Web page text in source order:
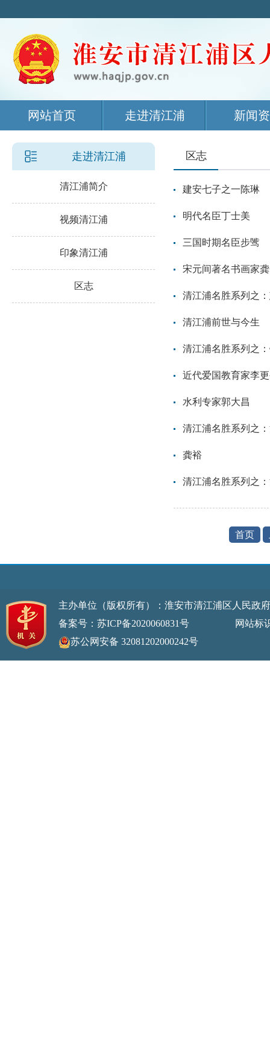
网站首页 走进清江浦 新闻
走进清江浦
清江浦简介
视频清江浦
印象清江浦
区志
区志
建安七子之一陈琳
明代名臣丁士美
三国时期名臣步骘
宋元间著名书画家
清江浦名胜系列之
清江浦前世与今生
清江浦名胜系列之
近代爱国教育家李
水利专家郭大昌
清江浦名胜系列之
龚裕
清江浦名胜系列之
首页
主办单位（版权所有）：淮安市清江浦区人民
备案号：苏ICP备2020060831号
网站标识码
苏公网安备 32081202000242号